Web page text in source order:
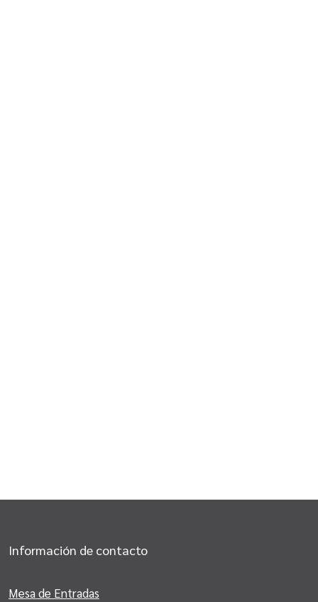
Información de contacto
Mesa de Entradas